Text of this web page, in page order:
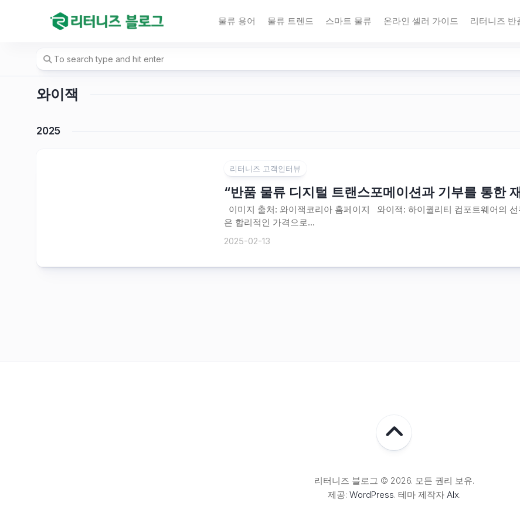
물류 용어 물류 트렌드 스마트 물류 온라인 셀러 가이드 리터니즈 반
와이잭
2025
리터니즈 고객인터뷰
“반품 물류 디지털 트랜스포메이션과 기부를 통한
이미지 출처: 와이잭코리아 홈페이지 와이잭: 하이퀄리티 컴포트웨어의
은 합리적인 가격으로...
2025-02-13
리터니즈 블로그 © 2026. 모든 권리 보유.
제공: WordPress. 테마 제작자 Alx.